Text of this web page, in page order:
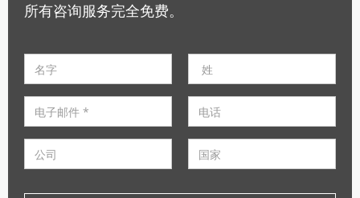
所有咨询服务完全免费。